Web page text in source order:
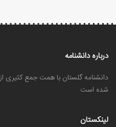
درباره دانشنامه
دانشنامه گلستان با همت جمع کثیری
شده است
لینکستان